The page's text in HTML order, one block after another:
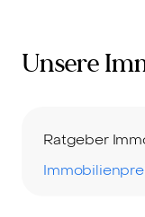
Unsere
Ratgeber